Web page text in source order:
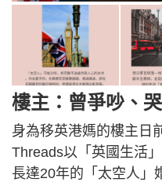
樓主：曾爭吵、
身為移英港媽的樓主日
Threads以「英國生活
長達20年的「太空人」